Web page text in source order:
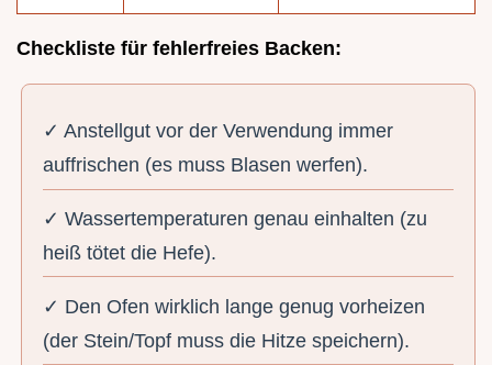
Checkliste für fehlerfreies Backen:
✓ Anstellgut vor der Verwendung immer
auffrischen (es muss Blasen werfen).
✓ Wassertemperaturen genau einhalten (zu
heiß tötet die Hefe).
✓ Den Ofen wirklich lange genug vorheizen
(der Stein/Topf muss die Hitze speichern).